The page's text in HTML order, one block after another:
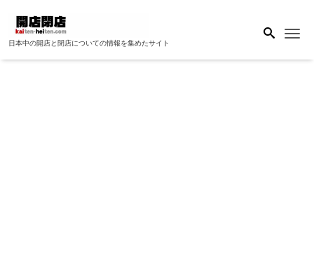
日本中の開店と閉店についての情報を集めたサイト